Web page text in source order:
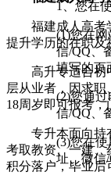
福建成人高考学
提升学历的在职及
高升专适合初中
层从业者，因求
18周岁即可报考，
专升本面向持有
考取教资、一建、
积分落户，毕业后
1、您在
(1)您在
信/QQ、
填写的页
(2)您通
信/QQ、
(3)您在
址、微信